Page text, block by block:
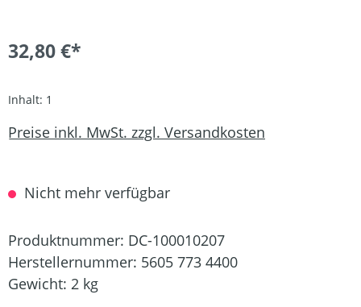
32,80 €*
Inhalt: 1
Preise inkl. MwSt. zzgl. Versandkosten
Nicht mehr verfügbar
Produktnummer: DC-100010207
Herstellernummer: 5605 773 4400
Gewicht: 2 kg